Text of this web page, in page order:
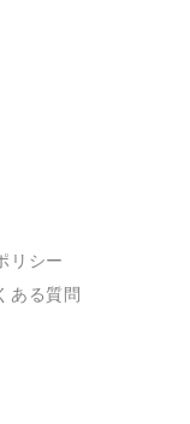
リシー
ある質問